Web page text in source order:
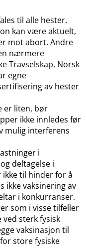
til alle hester.
kan være aktuelt,
mot abort. Andre
nærmere
Travselskap, Norsk
egne
av hester
er liten, bør
ikke innledes før
mulig interferens
i
deltagelse i
til hinder for å
ikke vaksinering av
i konkurranser.
som i visse tilfeller
sterk fysisk
vaksinasjon til
store fysiske